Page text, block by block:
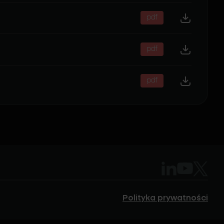
pdf
pdf
pdf
Polityka prywatności